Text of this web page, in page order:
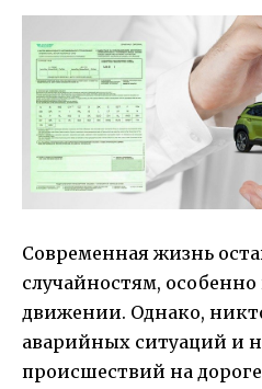
Современная жизнь
случайностям,
движении. Однако,
аварийных ситуаций и
происшествий на